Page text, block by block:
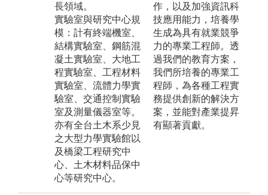
長領域。
實驗室與研究中心規
模：計有終端機室、
結構實驗室、鋼筋混
凝土實驗室、大地工
程實驗室、工程材料
實驗室、流體力學實
驗室、交通控制實驗
室及測量儀器室等。
亦有全台土木系少見
之大型力學實驗館以
及橋梁工程研究中
心、土木材料品保中
心等研究中心。
作，以及加強資訊科
技應用能力，培養學
生成為具有就業競爭
力的專業工程師。透
過我們的教育方案，
我們所培養的專業工
程師，為各種工程實
務提供創新的解決方
案，並能對產業提昇
有顯著貢獻。